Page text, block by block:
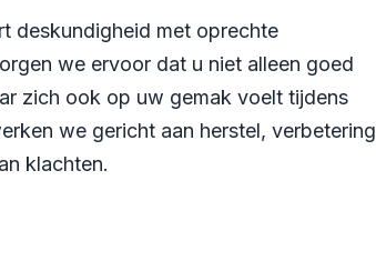
deskundigheid met oprechte
we ervoor dat u niet alleen goed
zich ook op uw gemak voelt tijdens
we gericht aan herstel, verbetering
klachten.